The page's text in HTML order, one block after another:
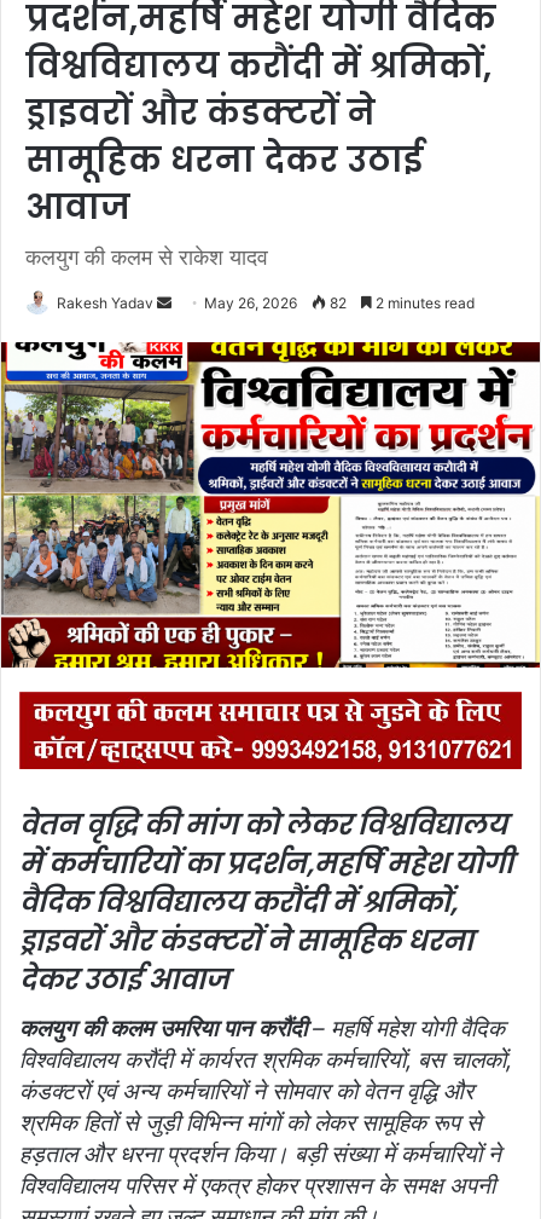
प्रदर्शन,महर्षि महेश योगी वैदिक
विश्वविद्यालय करौंदी में श्रमिकों,
ड्राइवरों और कंडक्टरों ने
सामूहिक धरना देकर उठाई
आवाज
कलयुग की कलम से राकेश यादव
Rakesh Yadav
n
d
a
n
e
m
a
i
l
May 26, 2026 82 2 minutes read
वेतन वृद्धि की मांग को लेकर विश्वविद्यालय
में कर्मचारियों का प्रदर्शन,महर्षि महेश योगी
वैदिक विश्वविद्यालय करौंदी में श्रमिकों,
ड्राइवरों और कंडक्टरों ने सामूहिक धरना
देकर उठाई आवाज
कलयुग की कलम उमरिया पान करौंदी– महर्षि महेश योगी वैदिक
विश्वविद्यालय करौंदी में कार्यरत श्रमिक कर्मचारियों, बस चालकों,
कंडक्टरों एवं अन्य कर्मचारियों ने सोमवार को वेतन वृद्धि और
श्रमिक हितों से जुड़ी विभिन्न मांगों को लेकर सामूहिक रूप से
हड़ताल और धरना प्रदर्शन किया। बड़ी संख्या में कर्मचारियों ने
विश्वविद्यालय परिसर में एकत्र होकर प्रशासन के समक्ष अपनी